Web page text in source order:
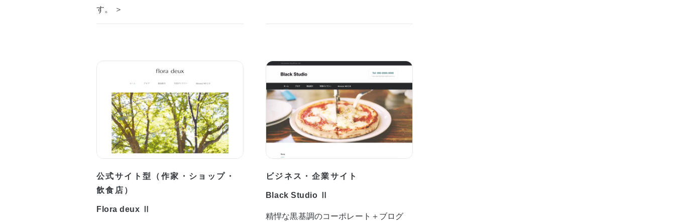
す。 ＞
公式サイト型（作家・ショップ・
飲食店）
Flora deux Ⅱ
ビジネス・企業サイト
Black Studio Ⅱ
精悍な黒基調のコーポレート＋ブログ